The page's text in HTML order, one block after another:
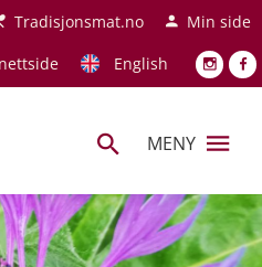
Tradisjonsmat.no
Min side
English
MENY